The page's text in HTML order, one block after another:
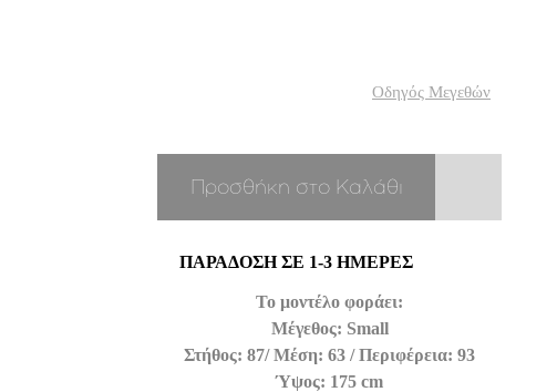
Οδηγός Μεγεθών
Προσθήκη στο Καλάθι
ΠΑΡΆΔΟΣΗ ΣΕ 1-3 ΗΜΈΡΕΣ
Το μοντέλο φοράει:
Μέγεθος: Small
Στήθος: 87/ Μέση: 63 / Περιφέρεια: 93
Ύψος: 175 cm